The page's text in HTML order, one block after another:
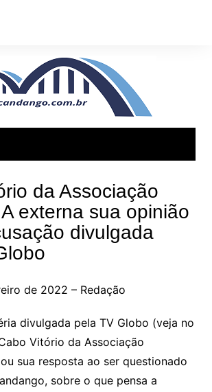
da Associação
externa sua opinião
divulgada
de 2022 – Redação
divulgada pela TV Globo (veja no
Vitório da Associação
sua resposta ao ser questionado
sobre o que pensa a